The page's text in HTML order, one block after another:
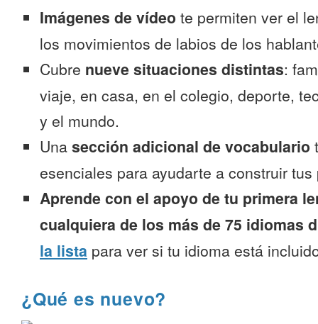
Imágenes de vídeo te permiten ver el
los movimientos de labios de los
Cubre nueve situaciones distintas:
viaje, en casa, en el colegio, deporte,
y el mundo.
Una sección adicional de vocabulario
esenciales para ayudarte a construir
Aprende con el apoyo de tu primera
cualquiera de los más de 75 idiomas
la lista para ver si tu idioma está
¿Qué es nuevo?